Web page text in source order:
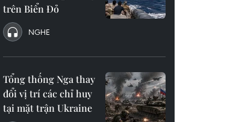
trên Biển Đỏ
NGHE
Tổng thống Nga thay
đổi vị trí các chỉ huy
tại mặt trận Ukraine